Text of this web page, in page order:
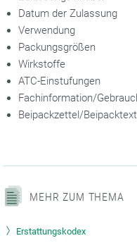
Datum der Zulassung
Verwendung
Packungsgrößen
Wirkstoffe
ATC-Einstufungen
Fachinformation/
Beipackzettel/Beipacktext
MEHR ZUM THEMA
Erstattungskodex